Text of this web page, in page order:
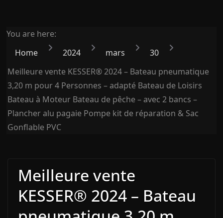
You are here:
Home
2024 mars
30
Meilleure vente KESSER® 2024 – Bateau pneumatique
3,20 m pour 4 Personnes – adapté Bateau de Loisirs
Bateau à Moteur Bateau de pêche – avec 2 bancs –
Plancher alu pagaie Pompe kit de réparation & Sac
Gonflable PVC
Meilleure vente
KESSER® 2024 – Bateau